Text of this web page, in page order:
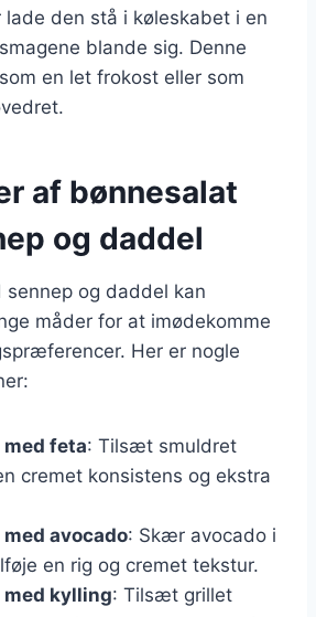
lade den stå i køleskabet i en
blande sig. Denne
en let frokost eller som
af bønnesalat
og daddel
sennep og daddel kan
måder for at imødekomme
Her er nogle
med feta: Tilsæt smuldret
cremet konsistens og ekstra
avocado: Skær avocado i
en rig og cremet tekstur.
med kylling: Tilsæt grillet